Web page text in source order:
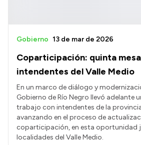
Coparticipación: quinta
intendentes del Valle Medio
Gobierno 13 de mar de 2026
En un marco de diálogo y
Gobierno de Río Negro llevó adelante
trabajo con intendentes de la
avanzando en el proceso de
coparticipación, en esta oportunidad
localidades del Valle Medio.